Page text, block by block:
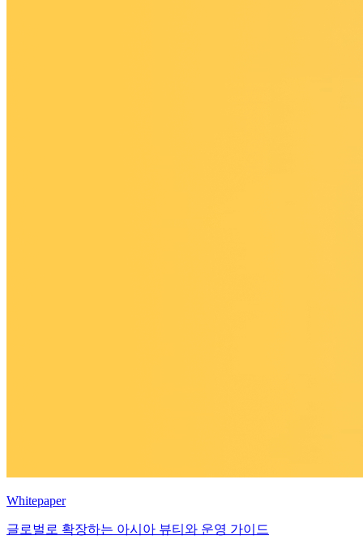
Whitepaper
글로벌로 확장하는 아시아 뷰티와 운영 가이드